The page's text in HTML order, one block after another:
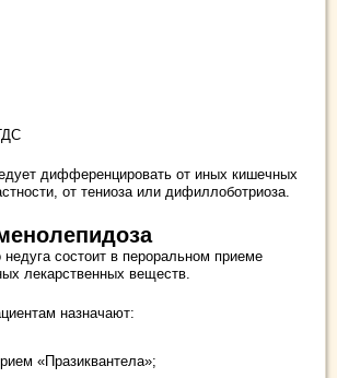
дифференцировать от иных кишечных
от тениоза или дифиллоботриоза.
недуга состоит в пероральном приеме
лекарственных веществ.
назначают:
«Празиквантела»;